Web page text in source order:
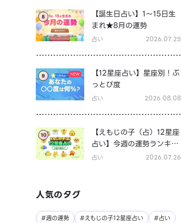
8
【誕生日占い】1～15日生
まれ★8月の運勢
占い 2026.07.25
9
【12星座占い】星座別！ぶ
っとび度
占い 2026.08.08
10
【えもじの子（占）12星座
占い】今週の運勢ランキン
グ！7月27日～8月2日の運
占い 2026.07.26
人気のタグ
#週の運勢 #えもじの子12星座占い
#占い